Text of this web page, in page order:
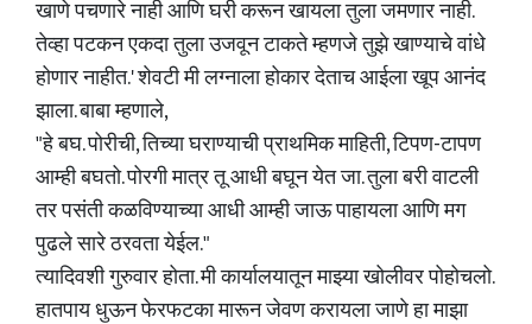
खाणे पचणारे नाही आणि घरी करून खायला तुला जमणार नाही.
तेव्हा पटकन एकदा तुला उजवून टाकते म्हणजे तुझे खाण्याचे वांधे
होणार नाहीत.' शेवटी मी लग्नाला होकार देताच आईला खूप आनंद
झाला. बाबा म्हणाले,
"हे बघ. पोरीची, तिच्या घराण्याची प्राथमिक माहिती, टिपण-टापण
आम्ही बघतो. पोरगी मात्र तू आधी बघून येत जा. तुला बरी वाटली
तर पसंती कळविण्याच्या आधी आम्ही जाऊ पाहायला आणि मग
पुढले सारे ठरवता येईल."
त्यादिवशी गुरुवार होता. मी कार्यालयातून माझ्या खोलीवर पोहोचलो.
हातपाय धुऊन फेरफटका मारून जेवण करायला जाणे हा माझा